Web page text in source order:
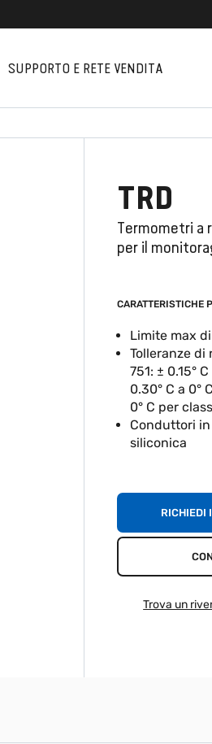
SUPPORTO E RETE VENDITA
TRD
Termometri a
per il
CARATTERISTICHE
Limite max
Tolleranze di
751: ± 0.15°
0.30° C a 0°
0° C per
Conduttori
siliconica
RICHIEDI
Trova un